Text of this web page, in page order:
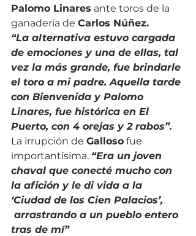
Palomo Linares ante toros de la
ganadería de Carlos Núñez.
“La alternativa estuvo cargada
de emociones y una de ellas, tal
vez la más grande, fue brindarle
el toro a mi padre. Aquella tarde
con Bienvenida y Palomo
Linares, fue histórica en El
Puerto, con 4 orejas y 2 rabos”.
La irrupción de Galloso fue
importantísima. “Era un joven
chaval que conecté mucho con
la afición y le di vida a la
‘Ciudad de los Cien Palacios’,
arrastrando a un pueblo entero
tras de mí”